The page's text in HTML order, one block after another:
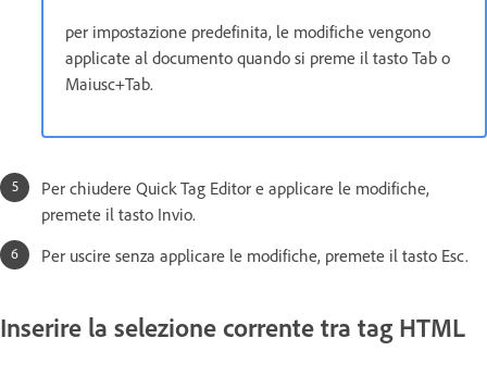
per impostazione predefinita, le modifiche vengono
applicate al documento quando si preme il tasto Tab o
Maiusc+Tab.
Per chiudere Quick Tag Editor e applicare le modifiche,
premete il tasto Invio.
Per uscire senza applicare le modifiche, premete il tasto Esc.
Inserire la selezione corrente tra tag HTML